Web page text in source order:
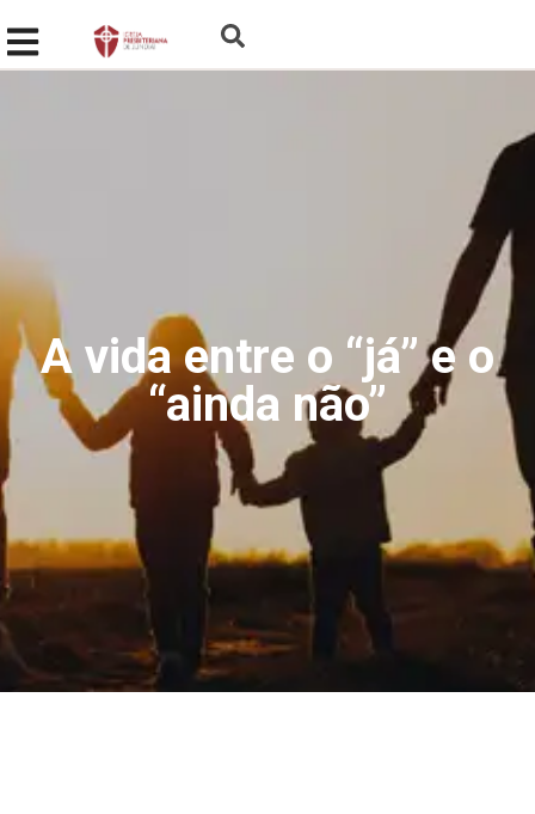
A vida entre o “já” e o
“ainda não”